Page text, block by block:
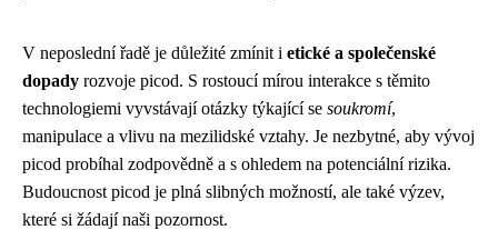
V neposlední řadě je důležité zmínit i etické a společenské
dopady rozvoje picod. S rostoucí mírou interakce s těmito
technologiemi vyvstávají otázky týkající se soukromí,
manipulace a vlivu na mezilidské vztahy. Je nezbytné, aby vývoj
picod probíhal zodpovědně a s ohledem na potenciální rizika.
Budoucnost picod je plná slibných možností, ale také výzev,
které si žádají naši pozornost.